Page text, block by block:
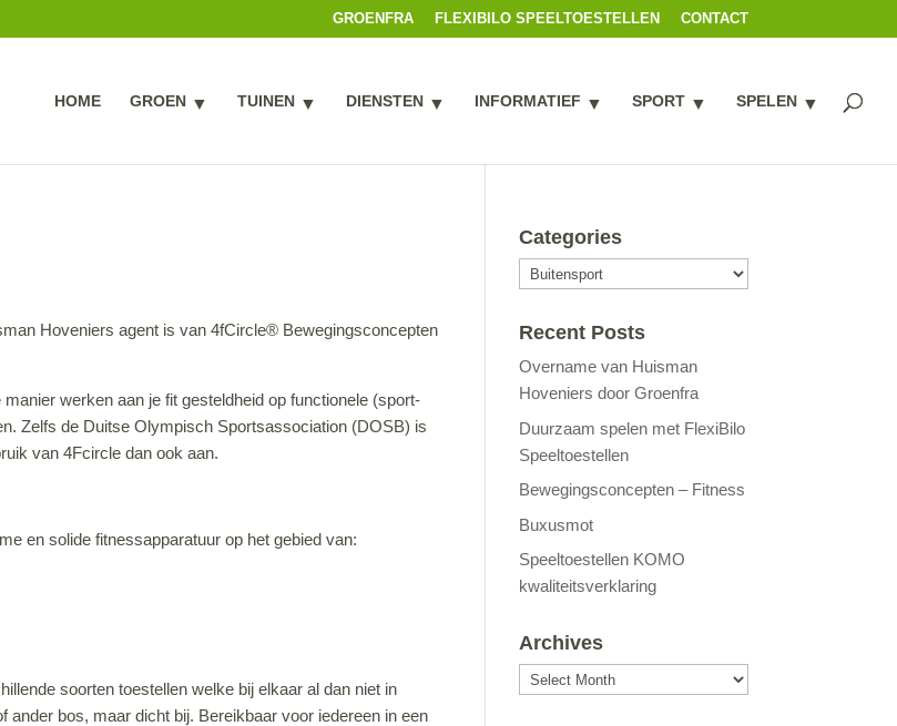
GROENFRA FLEXIBILO SPEELTOESTELLEN CONTACT
HOME GROEN TUINEN DIENSTEN INFORMATIEF SPORT SPELEN
Hoveniers agent is van 4fCircle® Bewegingsconcepten
werken aan je fit gesteldheid op functionele (sport-
Zelfs de Duitse Olympisch Sportsassociation (DOSB) is
van 4Fcircle dan ook aan.
en solide fitnessapparatuur op het gebied van:
soorten toestellen welke bij elkaar al dan niet in
bos, maar dicht bij. Bereikbaar voor iedereen in een
Categories
Categories
Recent Posts
Overname van Huisman
Hoveniers door Groenfra
Duurzaam spelen met FlexiBilo
Speeltoestellen
Bewegingsconcepten – Fitness
Buxusmot
Speeltoestellen KOMO
kwaliteitsverklaring
Archives
Archives